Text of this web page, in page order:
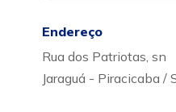
Endereço
Rua dos Patriotas, sn
Jaraguá - Piracicaba /